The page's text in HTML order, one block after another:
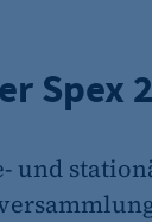
Spex
und